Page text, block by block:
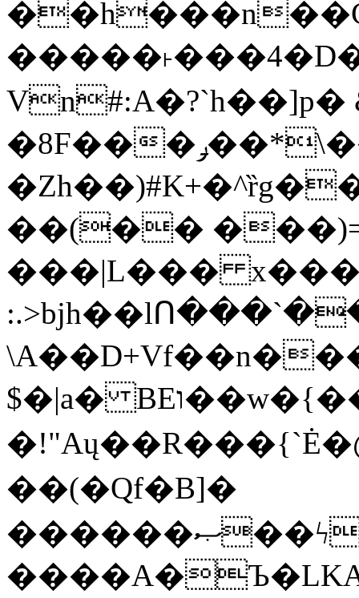
Vn#:A�?`h��]p�
�8F���ݛ��*\��U��S
��(��
���|L���
$�|a� BEו��w�{���;���q�X��d%�������W� hU�(�1�Ū}9�S�F<��i�L3�;�
��(�Qf�B]�
������ޞ��ϟak��r��_39$�8�p���7�2�yIZ�R��x��/